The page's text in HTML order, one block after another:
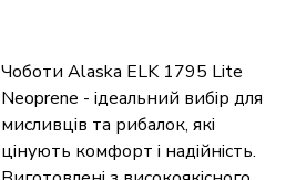
Чоботи Alaska ELK 1795 Lite
Neoprene - ідеальний вибір для
мисливців та рибалок, які
цінують комфорт і надійність.